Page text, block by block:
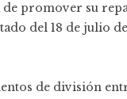
de promover su
del 18 de julio
de división